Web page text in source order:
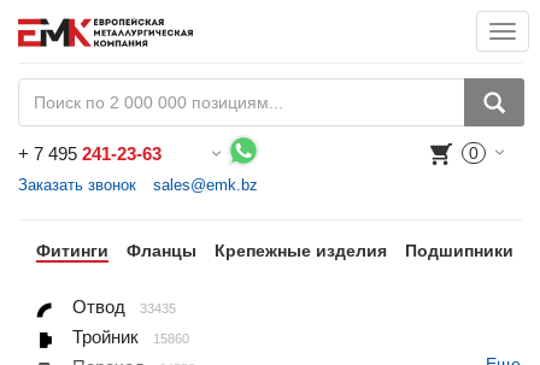
+ 7 495 241-23-63
Заказать звонок sales@emk.bz
0
Фитинги Фланцы Крепежные изделия Подшипники
Отвод 33435
Тройник 15860